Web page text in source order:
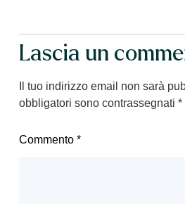
Lascia un
Il tuo indirizzo email non sarà
obbligatori sono contrassegnati *
Commento *